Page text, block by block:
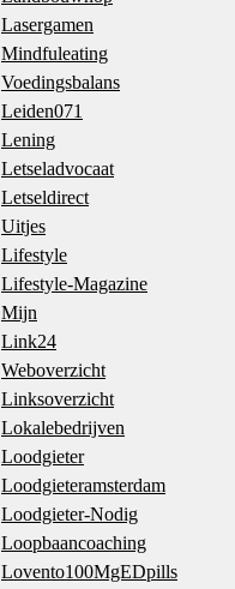
Lasergamen
Mindfuleating
Voedingsbalans
Leiden071
Lening
Letseladvocaat
Letseldirect
Uitjes
Lifestyle
Lifestyle-Magazine
Mijn
Link24
Weboverzicht
Linksoverzicht
Lokalebedrijven
Loodgieter
Loodgieteramsterdam
Loodgieter-Nodig
Loopbaancoaching
Lovento100MgEDpills